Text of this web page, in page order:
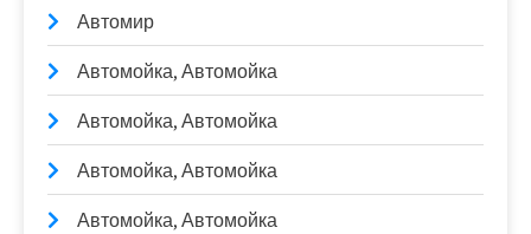
Автомир
Автомойка, Автомойка
Автомойка, Автомойка
Автомойка, Автомойка
Автомойка, Автомойка